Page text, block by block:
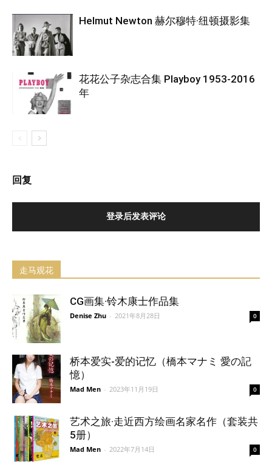
Helmut Newton 赫尔穆特·纽顿摄影集
花花公子杂志合集 Playboy 1953-2016
年
回复
登录后发表评论
走马观花
CG画集·铃木康士作品集
Denise Zhu - 2021年8月28日 0
桥本爱实-爱的记忆（橋本マナミ 愛の記
憶）
Mad Men - 2023年11月19日 0
艺术之旅·走近西方绘画名家名作（套装共
5册）
Mad Men - 2022年7月14日 0